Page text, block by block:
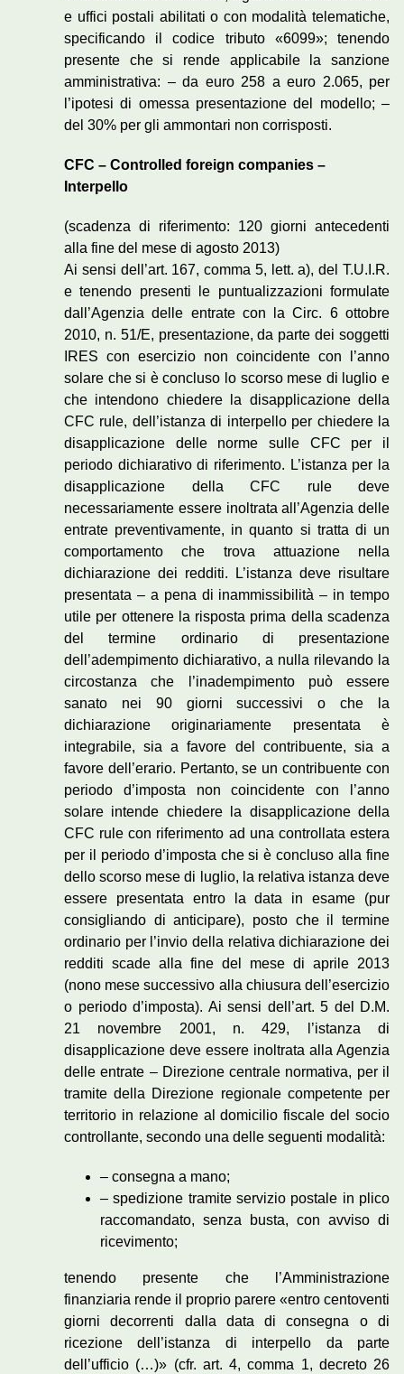
e uffici postali abilitati o con modalità telematiche,
specificando il codice tributo «6099»; tenendo
presente che si rende applicabile la sanzione
amministrativa: – da euro 258 a euro 2.065, per
l’ipotesi di omessa presentazione del modello; –
del 30% per gli ammontari non corrisposti.
CFC – Controlled foreign companies –
Interpello
(scadenza di riferimento: 120 giorni antecedenti
alla fine del mese di agosto 2013)
Ai sensi dell’art. 167, comma 5, lett. a), del T.U.I.R.
e tenendo presenti le puntualizzazioni formulate
dall’Agenzia delle entrate con la Circ. 6 ottobre
2010, n. 51/E, presentazione, da parte dei soggetti
IRES con esercizio non coincidente con l’anno
solare che si è concluso lo scorso mese di luglio e
che intendono chiedere la disapplicazione della
CFC rule, dell’istanza di interpello per chiedere la
disapplicazione delle norme sulle CFC per il
periodo dichiarativo di riferimento. L’istanza per la
disapplicazione della CFC rule deve
necessariamente essere inoltrata all’Agenzia delle
entrate preventivamente, in quanto si tratta di un
comportamento che trova attuazione nella
dichiarazione dei redditi. L’istanza deve risultare
presentata – a pena di inammissibilità – in tempo
utile per ottenere la risposta prima della scadenza
del termine ordinario di presentazione
dell’adempimento dichiarativo, a nulla rilevando la
circostanza che l’inadempimento può essere
sanato nei 90 giorni successivi o che la
dichiarazione originariamente presentata è
integrabile, sia a favore del contribuente, sia a
favore dell’erario. Pertanto, se un contribuente con
periodo d’imposta non coincidente con l’anno
solare intende chiedere la disapplicazione della
CFC rule con riferimento ad una controllata estera
per il periodo d’imposta che si è concluso alla fine
dello scorso mese di luglio, la relativa istanza deve
essere presentata entro la data in esame (pur
consigliando di anticipare), posto che il termine
ordinario per l’invio della relativa dichiarazione dei
redditi scade alla fine del mese di aprile 2013
(nono mese successivo alla chiusura dell’esercizio
o periodo d’imposta). Ai sensi dell’art. 5 del D.M.
21 novembre 2001, n. 429, l’istanza di
disapplicazione deve essere inoltrata alla Agenzia
delle entrate – Direzione centrale normativa, per il
tramite della Direzione regionale competente per
territorio in relazione al domicilio fiscale del socio
controllante, secondo una delle seguenti modalità:
– consegna a mano;
– spedizione tramite servizio postale in plico
raccomandato, senza busta, con avviso di
ricevimento;
tenendo presente che l’Amministrazione
finanziaria rende il proprio parere «entro centoventi
giorni decorrenti dalla data di consegna o di
ricezione dell’istanza di interpello da parte
dell’ufficio (…)» (cfr. art. 4, comma 1, decreto 26